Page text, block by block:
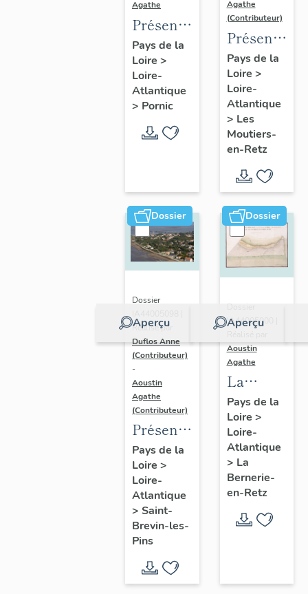
Agathe
Présentation
de la
commune
de
Pornic
Pays de la
Loire >
Loire-
Atlantique
> Pornic
Agathe
(Contributeur)
de la
commune
des
Moutiers-
en-Retz
Pays de la
Loire >
Loire-
Atlantique
> Les
Moutiers-
en-Retz
Dossier
Aperçu
Dossier
Réalisé par
Duflos Anne
(Contributeur)
-
Aoustin
Agathe
(Contributeur)
Présentation
de la
commune
de Saint-
Brevin-
les-Pins
Pays de la
Loire >
Loire-
Atlantique
> Saint-
Brevin-les-
Pins
Dossier
Aperçu
Dossier
IA44005000 |
Aoustin
Agathe
La
Bernerie-
en-Retz :
de la
commune
Pays de la
Loire >
Loire-
Atlantique
> La
Bernerie-
en-Retz